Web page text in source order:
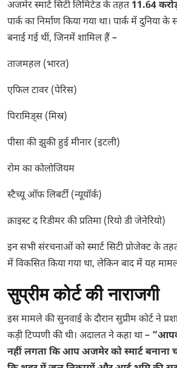
अजमेर स्मार्ट सिटी लिमिटेड के तहत11.64
पार्क का निर्माण किया गया था। पार्क में दुनिया
बनाई गई थीं, जिनमें शामिल हैं –
ताजमहल (भारत)
एफिल टावर (पेरिस)
पिरामिड्स (मिस्र)
पीसा की झुकी हुई मीनार (इटली)
रोम का कोलोजियम
स्टैच्यू ऑफ लिबर्टी (न्यूयॉर्क)
क्राइस्ट द रिडीमर की प्रतिमा (रियो डी जेनेरियो)
इन सभी संरचनाओं को स्मार्ट सिटी प्रोजेक्ट के
में विकसित किया गया था, लेकिन बाद में यह
सुप्रीम कोर्ट की नाराजगी
इस मामले की सुनवाई के दौरान सुप्रीम कोर्ट ने
कड़ी टिप्पणी की थी। अदालत ने कहा था –
नहीं लगता कि आप अजमेर को स्मार्ट बनाना